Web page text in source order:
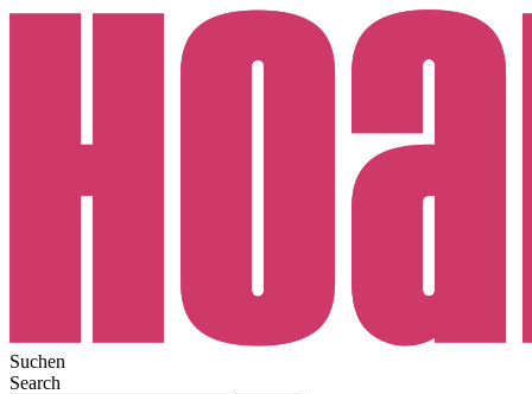
Suchen
Search